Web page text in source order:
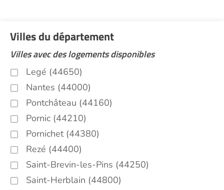
Villes du département
Villes avec des logements disponibles
Legé (44650)
Nantes (44000)
Pontchâteau (44160)
Pornic (44210)
Pornichet (44380)
Rezé (44400)
Saint-Brevin-les-Pins (44250)
Saint-Herblain (44800)